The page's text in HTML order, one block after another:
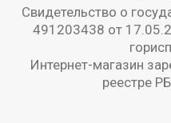
Свидетельство о
491203438 от
Интернет-магазин
реестре